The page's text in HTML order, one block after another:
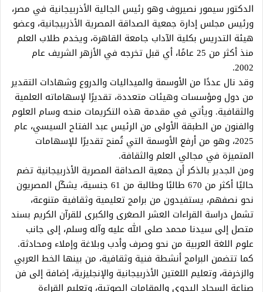
الدكتور سيمور نصيروف وهو رئيس الجالية الأذربيجانية في مصر،
ورئيس مجلس إدارة جمعية الصداقة المصرية الأذربيجانية، وعضو
هيئة التدريس بكلية الآداب جامعة القاهرة، ويخدم طلاب العلم
منذ أكثر من 25 عامًا، أي قبل تخرجه في الأزهر الشريف عام
2002.
وقد نال عددًا من الأوسمة والميداليات والدروع وشهادات التقدير
من دول ومؤسسات وهيئات متعددة، تقديرًا لإسهاماته العلمية
والثقافية. ويأتي في مقدمة هذه التكريمات منحه وسام العلوم
والفنون من الطبقة الأولى من الرئيس عبد الفتاح السيسي، عام
2025، وهو من أرفع الأوسمة التي تُمنح تقديرًا للإسهامات
المتميزة في مجالي العلم والثقافة.
ومن الجدير بالذكر أن جمعية الصداقة المصرية الأذربيجانية تضم
حاليًا أكثر من 670 طالبًا وطالبة من 61 جنسية، يشكّل المصريون
نحو نصفهم، يستفيدون من برامج تعليمية وثقافية متنوعة،
تشمل دراسة القراءات العشر الصغرى والكبرى للقرآن الكريم بسند
متصل إلى سيدنا محمد صلى الله عليه وآله وسلم، إلى جانب
علوم اللغة العربية من نحو وصرف وأدب وبلاغة وإملاء ومحادثة.
كما تتضمن البرامج أنشطة فنية وثقافية، من بينها الخط العربي
والزخرفة، وتعليم اللغتين الأذربيجانية والإنجليزية، إضافة إلى فن
صناعة السجاد اليدوي والمقامات الصوتية، وتعليم القراءة